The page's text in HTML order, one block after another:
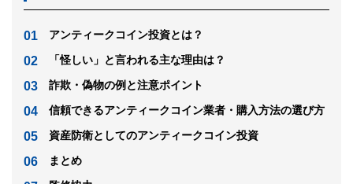
アンティークコイン投資とは？
「怪しい」と言われる主な理由は？
詐欺・偽物の例と注意ポイント
信頼できるアンティークコイン業者・購入方法の選び方
資産防衛としてのアンティークコイン投資
まとめ